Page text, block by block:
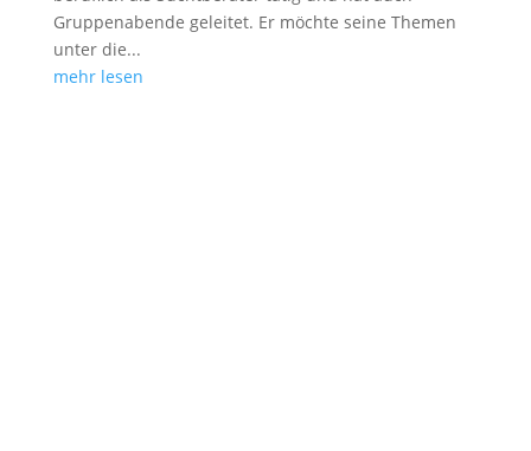
Gruppenabende geleitet. Er möchte seine Themen
unter die...
mehr lesen